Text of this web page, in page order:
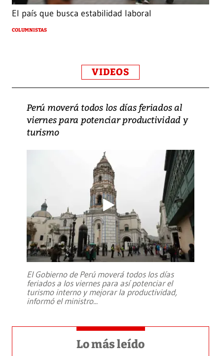
El país que busca estabilidad laboral
COLUMNISTAS
VIDEOS
Perú moverá todos los días feriados al
viernes para potenciar productividad y
turismo
El Gobierno de Perú moverá todos los días
feriados a los viernes para así potenciar el
turismo interno y mejorar la productividad,
informó el ministro...
Lo más leído